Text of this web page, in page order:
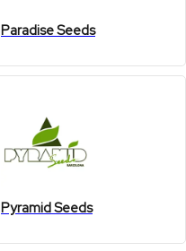
Paradise Seeds
Pyramid Seeds